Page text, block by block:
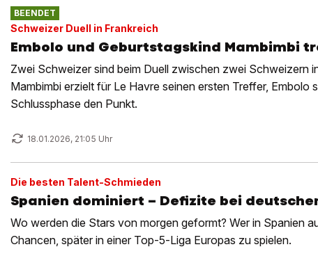
BEENDET
Schweizer Duell in Frankreich
Embolo und Geburtstagskind Mambimbi
Zwei Schweizer sind beim Duell zwischen zwei Schweizern
Mambimbi erzielt für Le Havre seinen ersten Treffer, Embolo
Schlussphase den Punkt.
18.01.2026, 21:05 Uhr
Die besten Talent-Schmieden
Spanien dominiert – Defizite bei
Wo werden die Stars von morgen geformt? Wer in Spanien
Chancen, später in einer Top‑5‑Liga Europas zu spielen.